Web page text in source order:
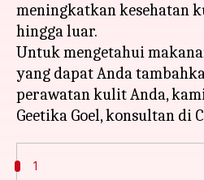
meningkatkan kesehatan
hingga luar.
Untuk mengetahui
yang dapat Anda
perawatan kulit Anda,
1